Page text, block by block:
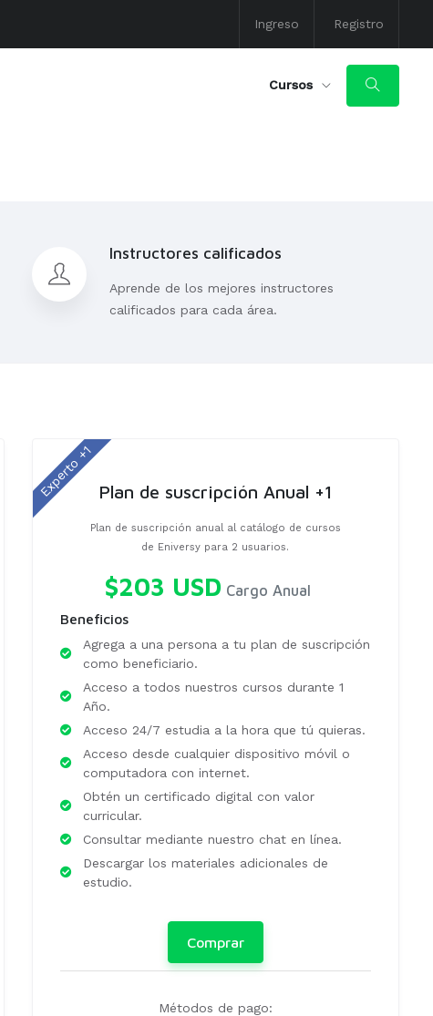
Ingreso Registro
Cursos
Instructores calificados
Aprende de los mejores instructores
calificados para cada área.
Experto +1 Plan de suscripción Anual +1
Plan de suscripción anual al catálogo de cursos
de Eniversy para 2 usuarios.
$203 USD Cargo Anual
Beneficios
Agrega a una persona a tu plan de suscripción
como beneficiario.
Acceso a todos nuestros cursos durante 1
Año.
Acceso 24/7 estudia a la hora que tú quieras.
Acceso desde cualquier dispositivo móvil o
computadora con internet.
Obtén un certificado digital con valor
curricular.
Consultar mediante nuestro chat en línea.
Descargar los materiales adicionales de
estudio.
Comprar
Métodos de pago: